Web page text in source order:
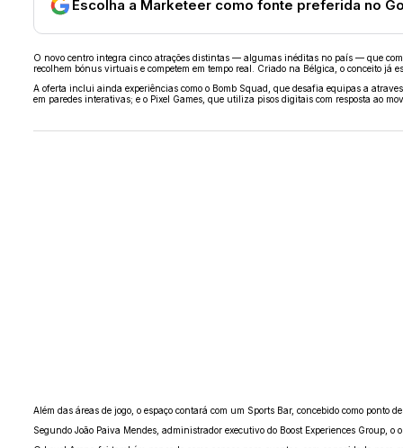
Escolha a Marketeer como fonte preferida no
O novo centro integra cinco atrações distintas — algumas inéditas no país — que
recolhem bónus virtuais e competem em tempo real. Criado na Bélgica, o conceito já
A oferta inclui ainda experiências como o Bomb Squad, que desafia equipas a
em paredes interativas; e o Pixel Games, que utiliza pisos digitais com resposta ao
Além das áreas de jogo, o espaço contará com um Sports Bar, concebido como ponto
Segundo João Paiva Mendes, administrador executivo do Boost Experiences Group,